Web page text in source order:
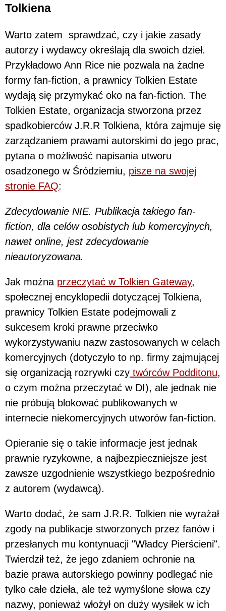
Tolkiena
Warto zatem sprawdzać, czy i jakie zasady
autorzy i wydawcy określają dla swoich dzieł.
Przykładowo Ann Rice nie pozwala na żadne
formy fan-fiction, a prawnicy Tolkien Estate
wydają się przymykać oko na fan-fiction. The
Tolkien Estate, organizacja stworzona przez
spadkobierców J.R.R Tolkiena, która zajmuje się
zarządzaniem prawami autorskimi do jego prac,
pytana o możliwość napisania utworu
osadzonego w Śródziemiu, pisze na swojej
stronie FAQ:
Zdecydowanie NIE. Publikacja takiego fan-
fiction, dla celów osobistych lub komercyjnych,
nawet online, jest zdecydowanie
nieautoryzowana.
Jak można przeczytać w Tolkien Gateway,
społecznej encyklopedii dotyczącej Tolkiena,
prawnicy Tolkien Estate podejmowali z
sukcesem kroki prawne przeciwko
wykorzystywaniu nazw zastosowanych w celach
komercyjnych (dotyczyło to np. firmy zajmującej
się organizacją rozrywki czy twórców Podditonu,
o czym można przeczytać w DI), ale jednak nie
nie próbują blokować publikowanych w
internecie niekomercyjnych utworów fan-fiction.
Opieranie się o takie informacje jest jednak
prawnie ryzykowne, a najbezpieczniejsze jest
zawsze uzgodnienie wszystkiego bezpośrednio
z autorem (wydawcą).
Warto dodać, że sam J.R.R. Tolkien nie wyrażał
zgody na publikacje stworzonych przez fanów i
przesłanych mu kontynuacji "Władcy Pierścieni".
Twierdził też, że jego zdaniem ochronie na
bazie prawa autorskiego powinny podlegać nie
tylko całe dzieła, ale też wymyślone słowa czy
nazwy, ponieważ włożył on duży wysiłek w ich